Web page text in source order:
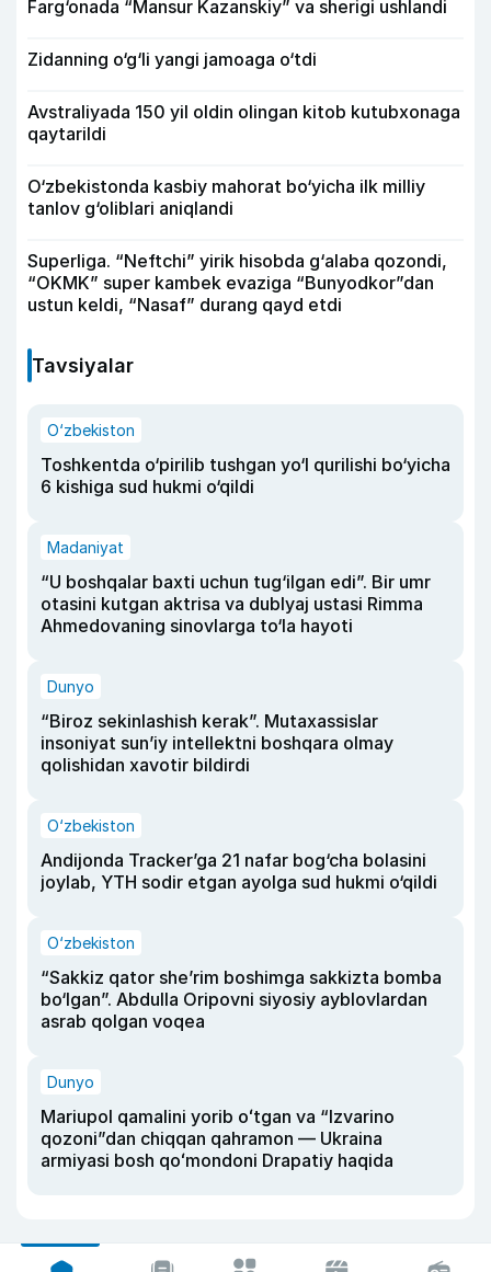
Farg‘onada “Mansur Kazanskiy” va sherigi ushlandi
Zidanning o‘g‘li yangi jamoaga o‘tdi
Avstraliyada 150 yil oldin olingan kitob kutubxonaga
qaytarildi
O‘zbekistonda kasbiy mahorat bo‘yicha ilk milliy
tanlov g‘oliblari aniqlandi
Superliga. “Neftchi” yirik hisobda g‘alaba qozondi,
“OKMK” super kambek evaziga “Bunyodkor”dan
ustun keldi, “Nasaf” durang qayd etdi
Tavsiyalar
O‘zbekiston
Toshkentda o‘pirilib tushgan yo‘l qurilishi bo‘yicha
6 kishiga sud hukmi o‘qildi
Madaniyat
“U boshqalar baxti uchun tug‘ilgan edi”. Bir umr
otasini kutgan aktrisa va dublyaj ustasi Rimma
Ahmedovaning sinovlarga to‘la hayoti
Dunyo
“Biroz sekinlashish kerak”. Mutaxassislar
insoniyat sun’iy intellektni boshqara olmay
qolishidan xavotir bildirdi
O‘zbekiston
Andijonda Tracker’ga 21 nafar bog‘cha bolasini
joylab, YTH sodir etgan ayolga sud hukmi o‘qildi
O‘zbekiston
“Sakkiz qator she’rim boshimga sakkizta bomba
bo‘lgan”. Abdulla Oripovni siyosiy ayblovlardan
asrab qolgan voqea
Dunyo
Mariupol qamalini yorib oʻtgan va “Izvarino
qozoni”dan chiqqan qahramon — Ukraina
armiyasi bosh qoʻmondoni Drapatiy haqida